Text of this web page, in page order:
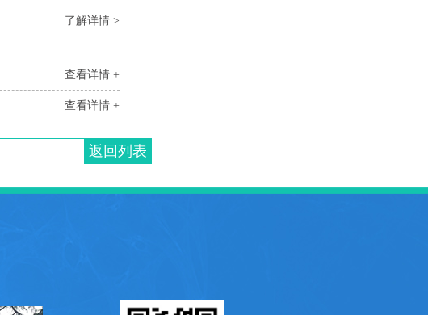
了解详情 >
查看详情 +
查看详情 +
返回列表